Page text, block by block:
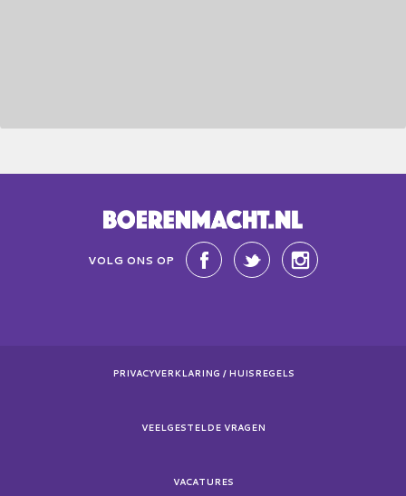
VOLG ONS OP
PRIVACYVERKLARING / HUISREGELS
VEELGESTELDE VRAGEN
VACATURES